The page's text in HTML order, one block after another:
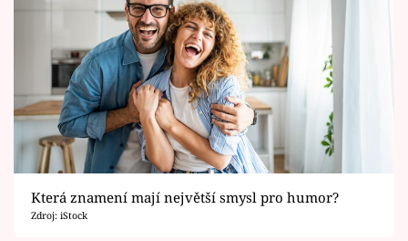
Horoskopy
Sledujte prima+
Filmový festival Karlovy Vary
Pořady
Mámy sobě
Která znamení mají největší smysl pro humor?
Zdroj: iStock